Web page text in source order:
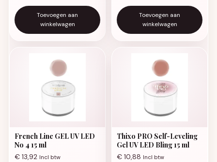
Toevoegen aan
winkelwagen
Toevoegen aan
winkelwagen
French Line GEL UV LED
No 4 15 ml
€ 13,92 Incl btw
Thixo PRO Self-Leveling
Gel UV LED Bling 15 ml
€ 10,88 Incl btw